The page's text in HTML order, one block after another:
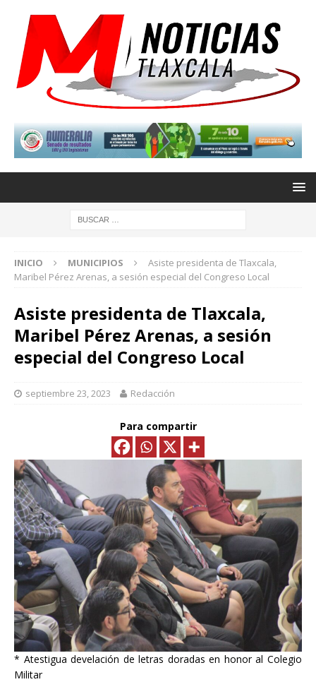
INICIO MUNICIPIOS
Asiste presidenta de Tlaxcala,
Maribel Pérez Arenas, a sesión especial del Congreso Local
Asiste presidenta de Tlaxcala,
Maribel Pérez Arenas, a sesión
especial del Congreso Local
septiembre 23, 2023 Redacción
Para compartir
* Atestigua develación de letras doradas en honor al Colegio
Militar